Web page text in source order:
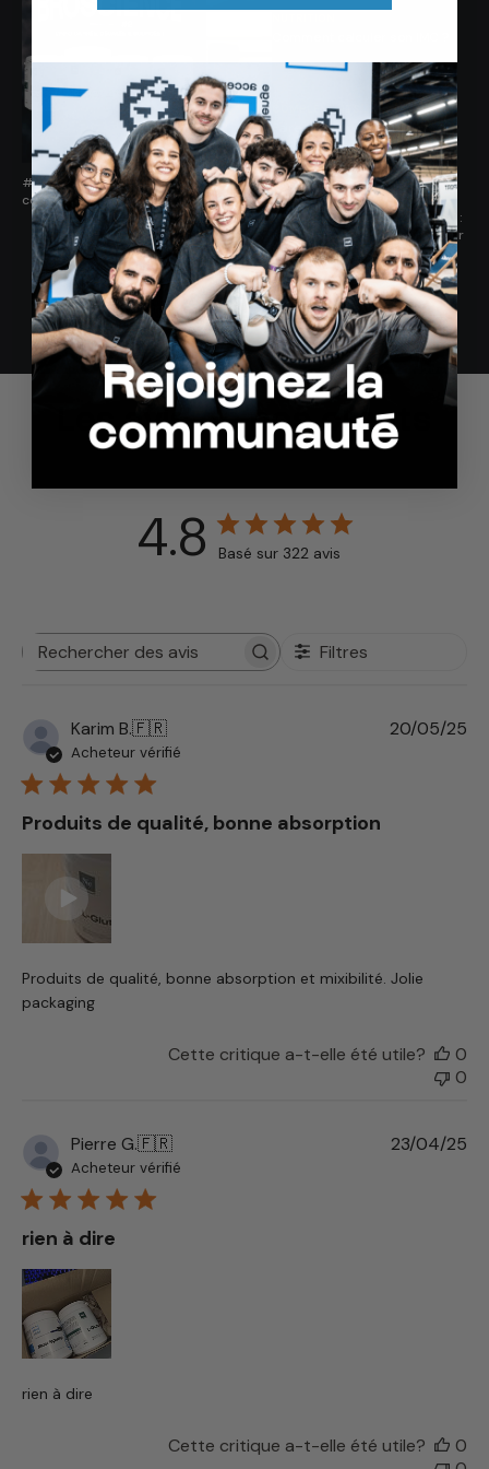
#2 Les secrets du
collagène
COMPLÉMENTS
Faire une cure de zinc
COMPLÉMENTS
Collagène, Curcumine et MSM :
un trio anti-inflammatoire pour
la beauté et la santé
Voir plus
Les avis de nos clients
4.8 Basé sur 322 avis
Rechercher
Filtres
Karim B.🇫🇷
Acheteur vérifié
Produits de qualité, bonne absorption
Produits de qualité, bonne absorption et mixibilité. Jolie
packaging
20/05/25
Cette critique a-t-elle été utile?
0
0
Pierre G.🇫🇷
Acheteur vérifié
rien à dire
rien à dire
23/04/25
Cette critique a-t-elle été utile?
0